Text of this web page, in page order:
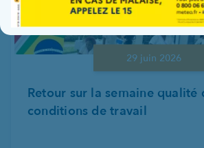
29 juin 2026
Retour sur la semaine qualité
conditions de travail